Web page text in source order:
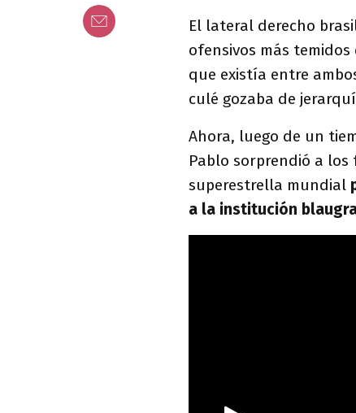
El lateral derecho
ofensivos más
que existía entre
culé gozaba de
Ahora, luego de un
Pablo sorprendió a
superestrella mundial
a la institución